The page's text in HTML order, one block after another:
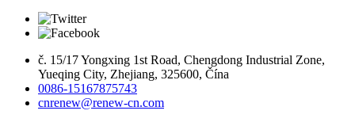
č. 15/17 Yongxing 1st Road, Chengdong Industrial Zone,
Yueqing City, Zhejiang, 325600, Čína
0086-15167875743
cnrenew@renew-cn.com